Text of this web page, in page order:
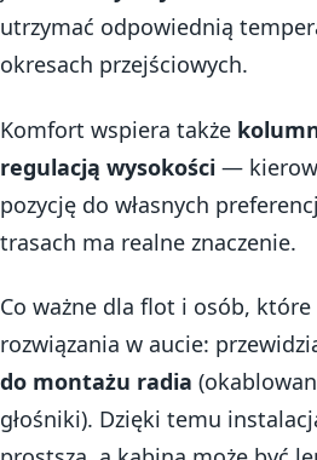
utrzymać odpowiednią
okresach przejściowych.
Komfort wspiera także
regulacją wysokości —
pozycję do własnych
trasach ma realne znaczenie.
Co ważne dla flot i osób,
rozwiązania w aucie:
do montażu radia
głośniki). Dzięki temu